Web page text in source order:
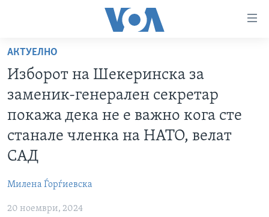
пристапност
Премини
на
главната
содржина
до
страната
навигација
Пребарувај
ДОМА
РУБРИКИ
СВЕТ
АРХИВИРАНА ПРОГРАМА
Learning English
АКТУЕЛНО
Изборот на Шекеринска за
заменик-генерален секретар
покажа дека не е важно кога сте
станале членка на НАТО, велат
САД
Милена Ѓорѓиевска
20 ноември, 2024